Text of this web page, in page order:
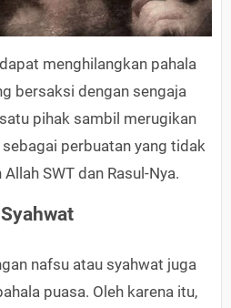
menghilangkan pahala
bersaksi dengan sengaja
pihak sambil merugikan
perbuatan yang tidak
SWT dan Rasul-Nya.
nafsu atau syahwat juga
puasa. Oleh karena itu,